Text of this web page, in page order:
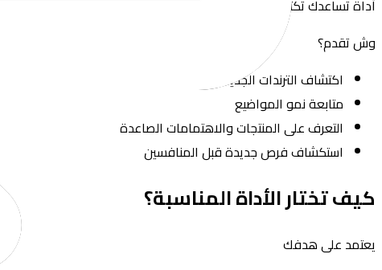
أداة تساعدك تكتشف المواضيع والاتجاهات قبل ما تنتشر بشكل كبير
وش تقدم؟
اكتشاف الترندات الجديدة
متابعة نمو المواضيع
التعرف على المنتجات والاهتمامات الصاعدة
استكشاف فرص جديدة قبل المنافسين
كيف تختار الأداة المناسبة؟
يعتمد على هدفك